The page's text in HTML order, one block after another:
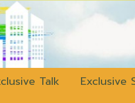
Talk Exclusive